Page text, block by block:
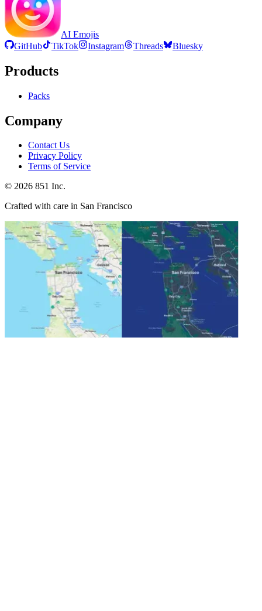
AI Emojis
GitHub
TikTok Instagram Threads Bluesky
Products
Packs
Company
Contact Us
Privacy Policy
Terms of Service
© 2026 851 Inc.
Crafted with care in San Francisco